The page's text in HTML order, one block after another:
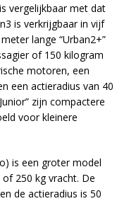
vergelijkbaar met dat
is verkrijgbaar in vijf
lange “Urban2+”
of 150 kilogram
motoren, een
een actieradius van 40
zijn compactere
voor kleinere
is een groter model
250 kg vracht. De
de actieradius is 50